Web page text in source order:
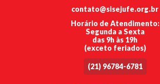
contato@sisejufe.org.br
Horário de Atendimento:
Segunda a Sexta
das 9h às 19h
(exceto feriados)
(21) 96784-6781